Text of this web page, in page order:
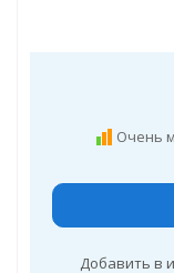
Очень
Добавить в